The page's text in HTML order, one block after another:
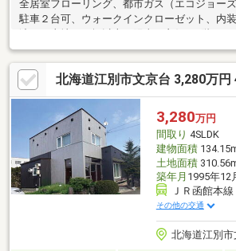
全居室フローリング、都市ガス（エコジョー
駐車２台可、ウォークインクローゼット、内
渡可、土地７０坪以上、陽当り良好、2階ラン
り、閑静な住宅地、ＬＤＫ２０畳以上、前道
シャワー付洗面化粧台、ハイルーフ駐車場、
ＴＶモニタ付インターホン、緑豊かな住宅地
北海道江別市文京台 3,280万円
3,280万円
間取り 4SLDK
建物面積
土地面積
築年月 1995年12
ＪＲ函館本
その他の交通
北海道江別市